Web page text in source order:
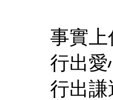
事實
行出
行出